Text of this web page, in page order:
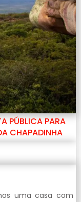
PÚBLICA PARA
CHAPADINHA
uma casa com